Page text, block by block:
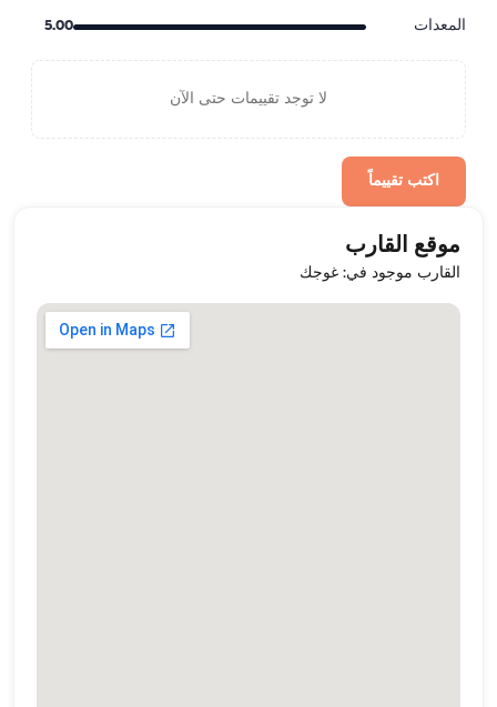
المعدات 5.00
لا توجد تقييمات حتى الآن
اكتب تقييماً
موقع القارب
القارب موجود في: غوجك